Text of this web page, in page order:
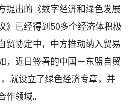
提出的《数字经济和绿色发展
》已经得到50多个经济体积极
贸协定中，中方推动纳入贸易
，近日签署的中国－东盟自贸
就设立了绿色经济专章，并
领域。